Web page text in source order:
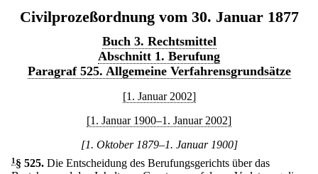
Civilprozeßordnung vom 30. Januar 1877
Buch 3. Rechtsmittel
Abschnitt 1. Berufung
Paragraf 525. Allgemeine Verfahrensgrundsätze
[1. Januar 2002]
[1. Januar 1900–1. Januar 2002]
[1. Oktober 1879–1. Januar 1900]
1 § 525. Die Entscheidung des Berufungsgerichts über das